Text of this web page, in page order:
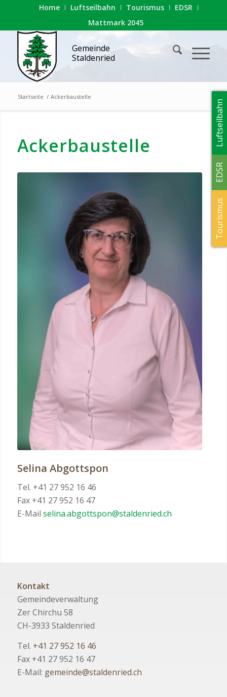
Home Luftseilbahn Tourismus
EDSR
Mattmark 2045
Gemeinde
Staldenried
Startseite / Ackerbaustelle
Ackerbaustelle
Selina Abgottspon
Tel. +41 27 952 16 46
Fax +41 27 952 16 47
E-Mail selina.abgottspon@staldenried.ch
Kontakt
Gemeindeverwaltung
Zer Chirchu 58
CH-3933 Staldenried
Tel. +41 27 952 16 46
Fax +41 27 952 16 47
E-Mail: gemeinde@staldenried.ch
Tourismus
EDSR
Luftseilbahn